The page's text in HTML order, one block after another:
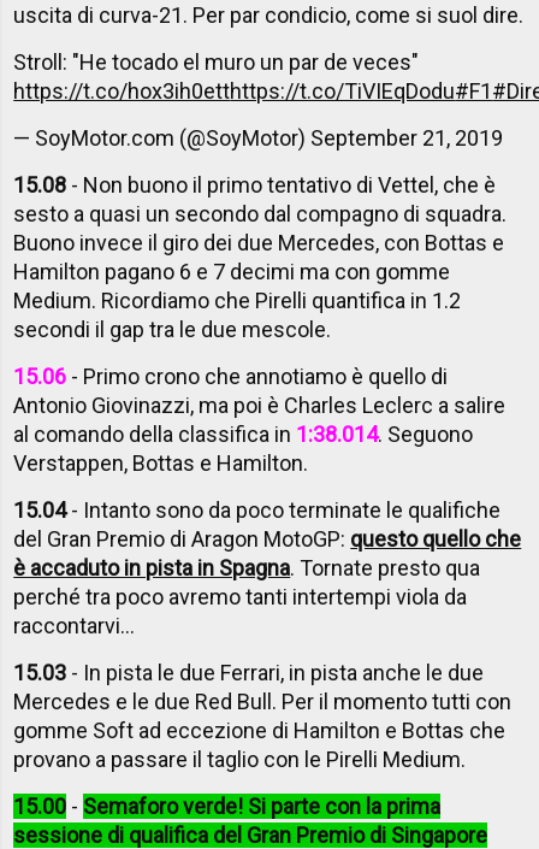
uscita di curva-21. Per par condicio, come si suol dire.
Stroll: "He tocado el muro un par de veces"
https://t.co/hox3ih0etthttps://t.co/TiVIEqDodu#F1
— SoyMotor.com (@SoyMotor) September 21, 2019
15.08 - Non buono il primo tentativo di Vettel, che è
sesto a quasi un secondo dal compagno di squadra.
Buono invece il giro dei due Mercedes, con Bottas e
Hamilton pagano 6 e 7 decimi ma con gomme
Medium. Ricordiamo che Pirelli quantifica in 1.2
secondi il gap tra le due mescole.
15.06 - Primo crono che annotiamo è quello di
Antonio Giovinazzi, ma poi è Charles Leclerc a salire
al comando della classifica in 1:38.014. Seguono
Verstappen, Bottas e Hamilton.
15.04- Intanto sono da poco terminate le qualifiche
del Gran Premio di Aragon MotoGP: questo quello che
è accaduto in pista in Spagna. Tornate presto qua
perché tra poco avremo tanti intertempi viola da
raccontarvi...
15.03 - In pista le due Ferrari, in pista anche le due
Mercedes e le due Red Bull. Per il momento tutti con
gomme Soft ad eccezione di Hamilton e Bottas che
provano a passare il taglio con le Pirelli Medium.
15.00 - Semaforo verde! Si parte con la prima
sessione di qualifica del Gran Premio di Singapore